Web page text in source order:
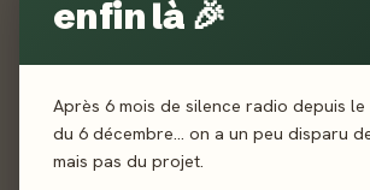
enfin là 🎉
Après 6 mois de silence radio depuis
du 6 décembre… on a un peu disparu
mais pas du projet.
Loi numéro 2004-575 du 21 juin 2004
l'économie numérique, dite L.C.E.N., nous
visiteurs du site internet Les Meeplesde